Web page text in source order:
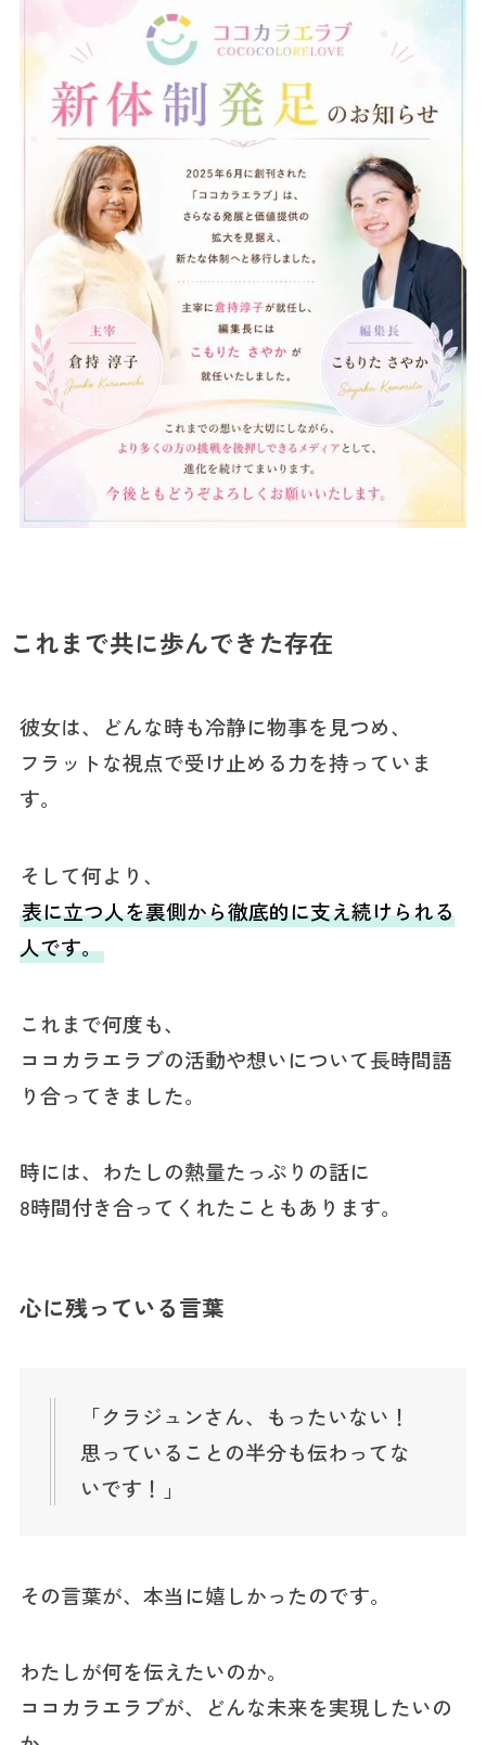
これまで共に歩んできた存在
彼女は、どんな時も冷静に物事を見つめ、
フラットな視点で受け止める力を持っていま
す。
そして何より、
表に立つ人を裏側から徹底的に支え続けられる
人です。
これまで何度も、
ココカラエラブの活動や想いについて長時間語
り合ってきました。
時には、わたしの熱量たっぷりの話に
8時間付き合ってくれたこともあります。
心に残っている言葉
「クラジュンさん、もったいない！
思っていることの半分も伝わってな
いです！」
その言葉が、本当に嬉しかったのです。
わたしが何を伝えたいのか。
ココカラエラブが、どんな未来を実現したいの